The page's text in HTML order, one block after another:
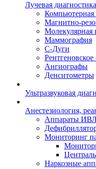
Лучевая диагностика
Компьютерная
Магнитно-
Молекулярная
Маммография
С-Дуги
Ангиографы
Денситометры
Ультразвуковая
Анестезиология,
Аппараты ИВЛ
Мониторинг
Наркозные